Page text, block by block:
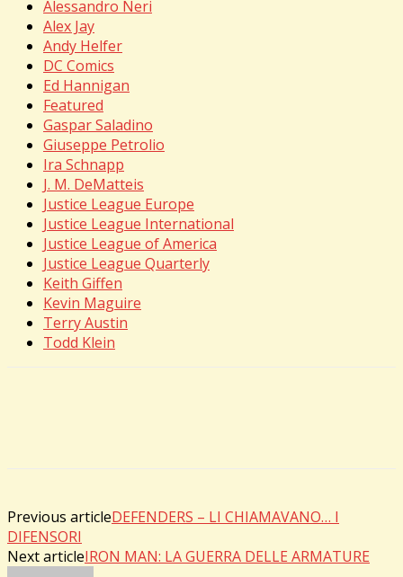
Alessandro Neri
Alex Jay
Andy Helfer
DC Comics
Ed Hannigan
Featured
Gaspar Saladino
Giuseppe Petrolio
Ira Schnapp
J. M. DeMatteis
Justice League Europe
Justice League International
Justice League of America
Justice League Quarterly
Keith Giffen
Kevin Maguire
Terry Austin
Todd Klein
Previous articleDEFENDERS – LI CHIAMAVANO… I
DIFENSORI
Next articleIRON MAN: LA GUERRA DELLE ARMATURE